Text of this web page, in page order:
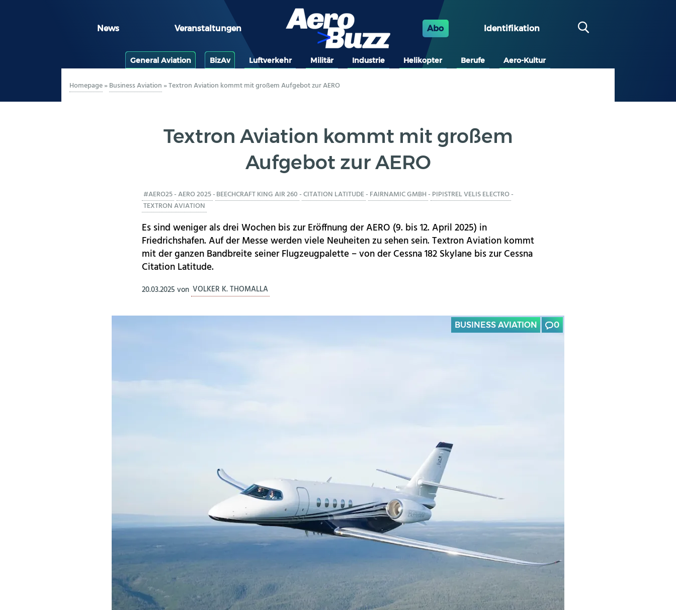
News Veranstaltungen Abo Identifikation
General Aviation BizAv Luftverkehr Militär Industrie Helikopter Berufe Aero-Kultur
Homepage»Business Aviation »Textron Aviation kommt mit großem Aufgebot zur AERO
Textron Aviation kommt mit großem
Aufgebot zur AERO
#AERO25-AERO 2025-BEECHCRAFT KING AIR 260-CITATION LATITUDE- FAIRNAMIC GMBH- PIPISTREL VELIS ELECTRO-
TEXTRON AVIATION
Es sind weniger als drei Wochen bis zur Eröffnung der AERO (9. bis 12. April 2025) in
Friedrichshafen. Auf der Messe werden viele Neuheiten zu sehen sein. Textron Aviation kommt
mit der ganzen Bandbreite seiner Flugzeugpalette – von der Cessna 182 Skylane bis zur Cessna
Citation Latitude.
20.03.2025 von VOLKER K. THOMALLA
BUSINESS AVIATION 0